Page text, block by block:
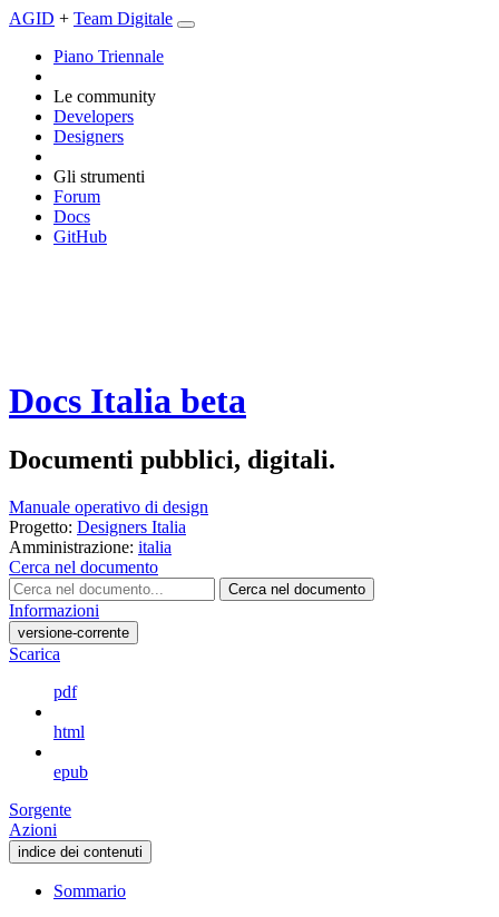
AGID + Team Digitale
Piano Triennale
Le community
Developers
Designers
Gli strumenti
Forum
Docs
GitHub
Docs Italia beta
Documenti pubblici, digitali.
Manuale operativo di design
Progetto: Designers Italia
Amministrazione: italia
Cerca nel documento
Cerca nel documento
Informazioni
versione-corrente
Scarica
pdf
html
epub
Sorgente
Azioni
indice dei contenuti
Sommario